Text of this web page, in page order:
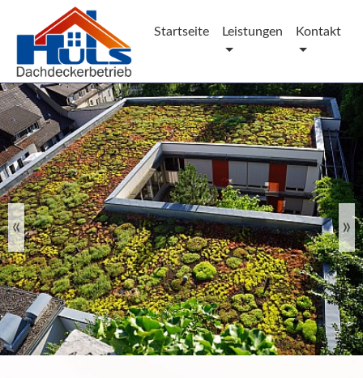
Startseite Leistungen Kontakt
Previous